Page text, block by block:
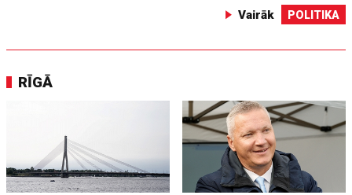
Vairāk POLITIKA
RĪGĀ